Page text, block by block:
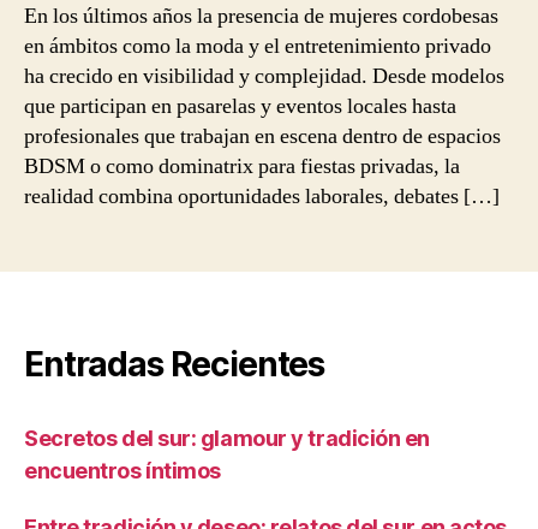
En los últimos años la presencia de mujeres cordobesas
en ámbitos como la moda y el entretenimiento privado
ha crecido en visibilidad y complejidad. Desde modelos
que participan en pasarelas y eventos locales hasta
profesionales que trabajan en escena dentro de espacios
BDSM o como dominatrix para fiestas privadas, la
realidad combina oportunidades laborales, debates […]
Entradas Recientes
Secretos del sur: glamour y tradición en
encuentros íntimos